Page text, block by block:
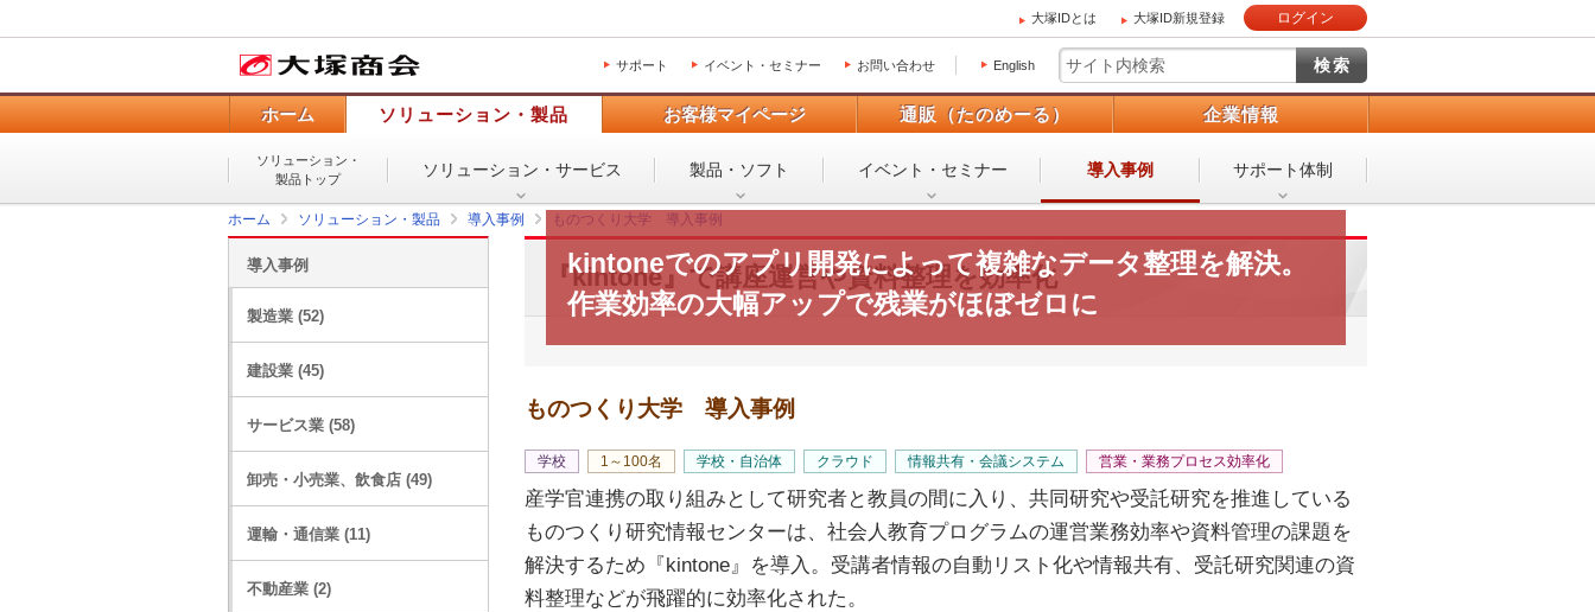
大塚IDとは 大塚ID新規登録 ログイン
サポート イベント・セミナー お問い合わせ English
ホーム ソリューション・製品 お客様マイページ 通販（たのめーる） 企業情報
ソリューション・
製品トップ
ソリューション・ サービス 製品・ソフト イベント・ セミナー 導入事例 サポート体制
ホーム ソリューション・製品 導入事例 ものつくり大学 導入事例
『kintone』で講座運営や資料整理を効率化
kintoneでのアプリ開発によって複雑なデータ整理を解決。
作業効率の大幅アップで残業がほぼゼロに
ものつくり大学 導入事例
学校 1～100名 学校・自治体 クラウド 情報共有・会議システム 営業・業務プロセス効率化
産学官連携の取り組みとして研究者と教員の間に入り、共同研究や受託研究を推進している
ものつくり研究情報センターは、社会人教育プログラムの運営業務効率や資料管理の課題を
解決するため『kintone』を導入。受講者情報の自動リスト化や情報共有、受託研究関連の資
料整理などが飛躍的に効率化された。
導入事例
製造業 (52)
建設業 (45)
サービス業 (58)
卸売・小売業、飲食店 (49)
運輸・通信業 (11)
不動産業 (2)